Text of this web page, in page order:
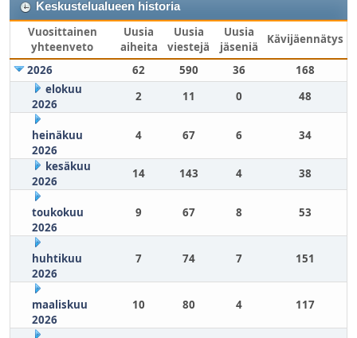
Keskustelualueen historia
Vuosittainen
yhteenveto
Uusia
aiheita
Uusia
viestejä
Uusia
jäseniä
Kävijäennätys
2026 62 590 36
168
elokuu
2026
2 11 0 48
heinäkuu
2026
4 67 6 34
kesäkuu
2026
14 143 4 38
toukokuu
2026
9 67 8 53
huhtikuu
2026
7 74 7 151
maaliskuu
2026
10 80 4 117